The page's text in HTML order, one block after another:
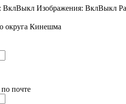
ВклВыкл Изображения: ВклВыкл
округа Кинешма
почте